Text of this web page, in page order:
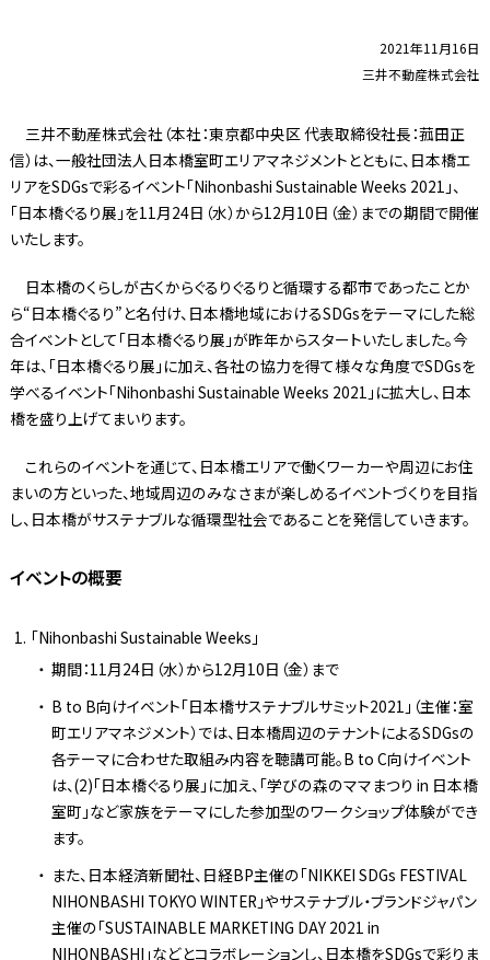
2021年11月16日
三井不動産株式会社
三井不動産株式会社（本社：東京都中央区 代表取締役社長：菰田正
信）は、一般社団法人日本橋室町エリアマネジメントとともに、日本橋エ
リアをSDGsで彩るイベント「Nihonbashi Sustainable Weeks 2021」、
「日本橋ぐるり展」を11月24日（水）から12月10日（金）までの期間で開催
いたします。
日本橋のくらしが古くからぐるりぐるりと循環する都市であったことか
ら“日本橋ぐるり”と名付け、日本橋地域におけるSDGsをテーマにした総
合イベントとして「日本橋ぐるり展」が昨年からスタートいたしました。今
年は、「日本橋ぐるり展」に加え、各社の協力を得て様々な角度でSDGsを
学べるイベント「Nihonbashi Sustainable Weeks 2021」に拡大し、日本
橋を盛り上げてまいります。
これらのイベントを通じて、日本橋エリアで働くワーカーや周辺にお住
まいの方といった、地域周辺のみなさまが楽しめるイベントづくりを目指
し、日本橋がサステナブルな循環型社会であることを発信していきます。
イベントの概要
「Nihonbashi Sustainable Weeks」
期間：11月24日（水）から12月10日（金）まで
B to B向けイベント「日本橋サステナブルサミット2021」（主催：室
町エリアマネジメント）では、日本橋周辺のテナントによるSDGsの
各テーマに合わせた取組み内容を聴講可能。B to C向けイベント
は、(2)「日本橋ぐるり展」に加え、「学びの森のママまつり in 日本橋
室町」など家族をテーマにした参加型のワークショップ体験ができ
ます。
また、日本経済新聞社、日経BP主催の「NIKKEI SDGs FESTIVAL
NIHONBASHI TOKYO WINTER」やサステナブル・ブランドジャパン
主催の「SUSTAINABLE MARKETING DAY 2021 in
NIHONBASHI」などとコラボレーションし、日本橋をSDGsで彩りま